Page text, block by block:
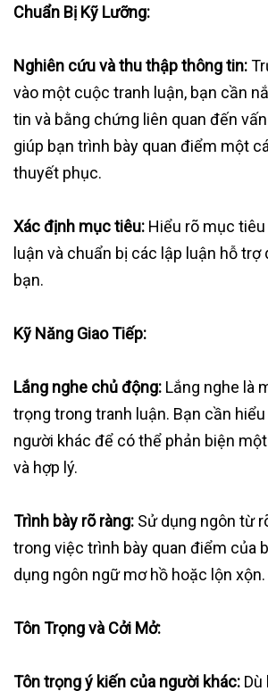
Chuẩn Bị Kỹ Lưỡng:
Nghiên cứu và thu thập thông tin:
vào một cuộc tranh luận, bạn cần
tin và bằng chứng liên quan đến
giúp bạn trình bày quan điểm một
thuyết phục.
Xác định mục tiêu: Hiểu rõ mục
luận và chuẩn bị các lập luận hỗ trợ
bạn.
Kỹ Năng Giao Tiếp:
Lắng nghe chủ động: Lắng nghe là
trọng trong tranh luận. Bạn cần
người khác để có thể phản biện
và hợp lý.
Trình bày rõ ràng: Sử dụng ngôn từ
trong việc trình bày quan điểm của
dụng ngôn ngữ mơ hồ hoặc lộn xộn.
Tôn Trọng và Cởi Mở:
Tôn trọng ý kiến của người khác: Dù